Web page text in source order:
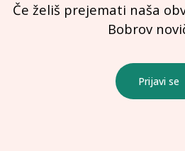
Če želiš prejemati naša
Bobrov
Prijavi se